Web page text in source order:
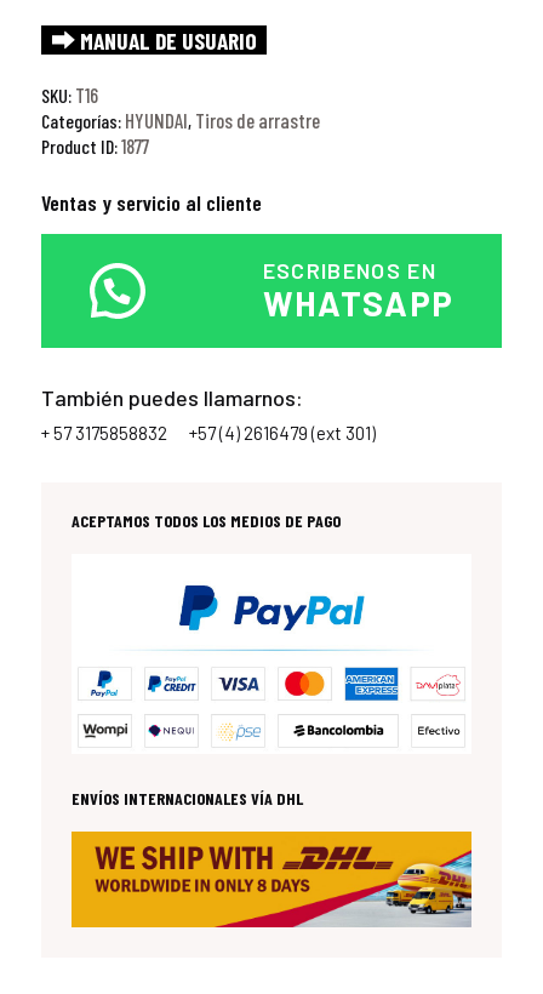
⮕ MANUAL DE USUARIO
SKU: T16
Categorías: HYUNDAI, Tiros de arrastre
Product ID:1877
Ventas y servicio al cliente
ESCRIBENOS EN
WHATSAPP
También puedes llamarnos:
+ 57 3175858832 +57 (4) 2616479 (ext 301)
ACEPTAMOS TODOS LOS MEDIOS DE PAGO
ENVÍOS INTERNACIONALES VÍA DHL